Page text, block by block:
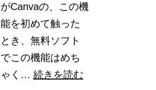
がCanvaの、この機
能を初めて触った
とき、無料ソフト
でこの機能はめち
ゃく… 続きを読む